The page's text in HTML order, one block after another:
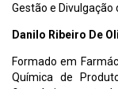
Gestão e Divulgação
Danilo Ribeiro De
Formado em
Química de